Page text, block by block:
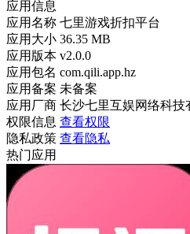
应用信息
应用名称 七里游戏折扣平台
应用大小 36.35 MB
应用版本 v2.0.0
应用包名 com.qili.app.hz
应用备案 未备案
应用厂商 长沙七里互娱网络科技
权限信息 查看权限
隐私政策 查看隐私
热门应用